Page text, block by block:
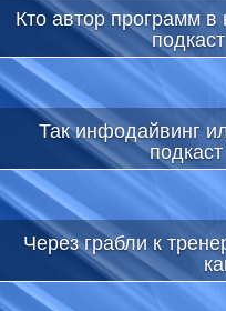
Кто автор программ
Так инфодайвинг
Через грабли к